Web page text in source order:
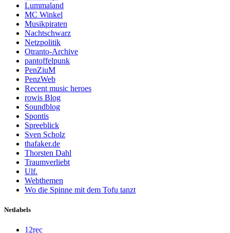
Lummaland
MC Winkel
Musikpiraten
Nachtschwarz
Netzpolitik
Otranto-Archive
pantoffelpunk
PenZiuM
PenzWeb
Recent music heroes
rowis Blog
Soundblog
Spontis
Spreeblick
Sven Scholz
thafaker.de
Thorsten Dahl
Traumverliebt
Ulf.
Webthemen
Wo die Spinne mit dem Tofu tanzt
Netlabels
12rec